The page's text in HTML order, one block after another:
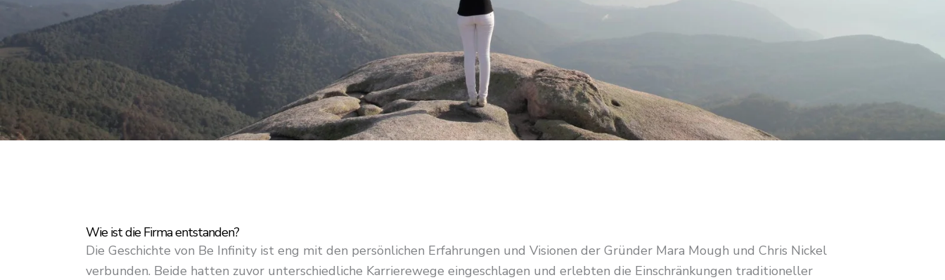
Wie ist die Firma entstanden?
Die Geschichte von Be Infinity ist eng mit den persönlichen Erfahrungen und Visionen der Gründer Mara Mough und Chris Nickel
verbunden. Beide hatten zuvor unterschiedliche Karrierewege eingeschlagen und erlebten die Einschränkungen traditioneller